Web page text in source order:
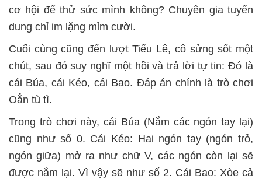
cơ hội để thử sức mình không? Chuyên gia tuyển
dung chỉ im lặng mỉm cười.
Cuối cùng cũng đến lượt Tiểu Lê, cô sửng sốt một
chút, sau đó suy nghĩ một hồi và trả lời tự tin: Đó là
cái Búa, cái Kéo, cái Bao. Đáp án chính là trò chơi
Oẳn tù tì.
Trong trò chơi này, cái Búa (Nắm các ngón tay lại)
cũng như số 0. Cái Kéo: Hai ngón tay (ngón trỏ,
ngón giữa) mở ra như chữ V, các ngón còn lại sẽ
được nắm lại. Vì vậy sẽ như số 2. Cái Bao: Xòe cả